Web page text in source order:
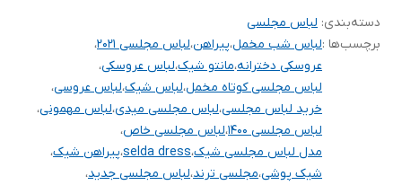
خرید انواع لباس مجلسی کوتاه و بلند و ماکسی و مینی و مخمل و پولک
و پفی و و ساتن و کرپ و حریر و گیپور
توجه توجه : دوستان عزیز لطفا در هنگام انتخاب مدل دقت فرمائید همه
مشخصات کارها زیر آن قید شده لطفا موقع انتخاب دقت کنید چون این
دسته‌بندی: لباس مجلسی
برچسب‌ها :لباس شب مخمل،پیراهن،لباس مجلسی ۲۰۲۱
،
عروسکی دخترانه،مانتو شیک،لباس عروسکی،
لباس مجلسی کوتاه مخمل،لباس شیک،لباس عروسی،
خرید لباس مجلسی،لباس مجلسی میدی،لباس مهمونی،
لباس مجلسی ۱۴۰۰
،لباس مجلسی خاص،
مدل لباس مجلسی شیک،selda dress،پیراهن شیک،
شیک پوشی،مجلسی ترند،لباس مجلسی جدید،